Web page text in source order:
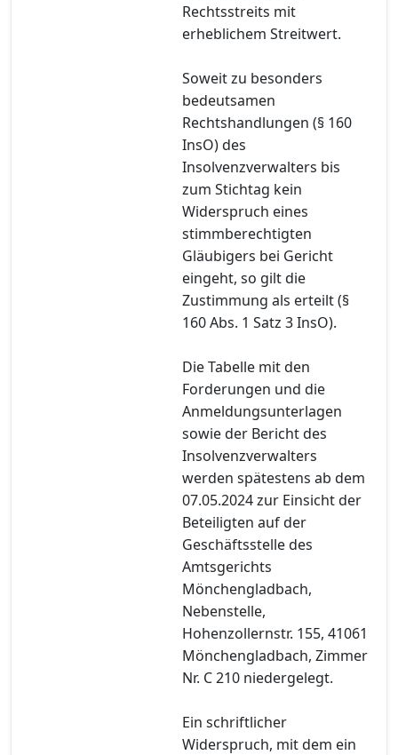
Rechtsstreits mit
erheblichem Streitwert.
Soweit zu besonders
bedeutsamen
Rechtshandlungen (§ 160
InsO) des
Insolvenzverwalters bis
zum Stichtag kein
Widerspruch eines
stimmberechtigten
Gläubigers bei Gericht
eingeht, so gilt die
Zustimmung als erteilt (§
160 Abs. 1 Satz 3 InsO).
Die Tabelle mit den
Forderungen und die
Anmeldungsunterlagen
sowie der Bericht des
Insolvenzverwalters
werden spätestens ab dem
07.05.2024 zur Einsicht der
Beteiligten auf der
Geschäftsstelle des
Amtsgerichts
Mönchengladbach,
Nebenstelle,
Hohenzollernstr. 155, 41061
Mönchengladbach, Zimmer
Nr. C 210 niedergelegt.
Ein schriftlicher
Widerspruch, mit dem ein